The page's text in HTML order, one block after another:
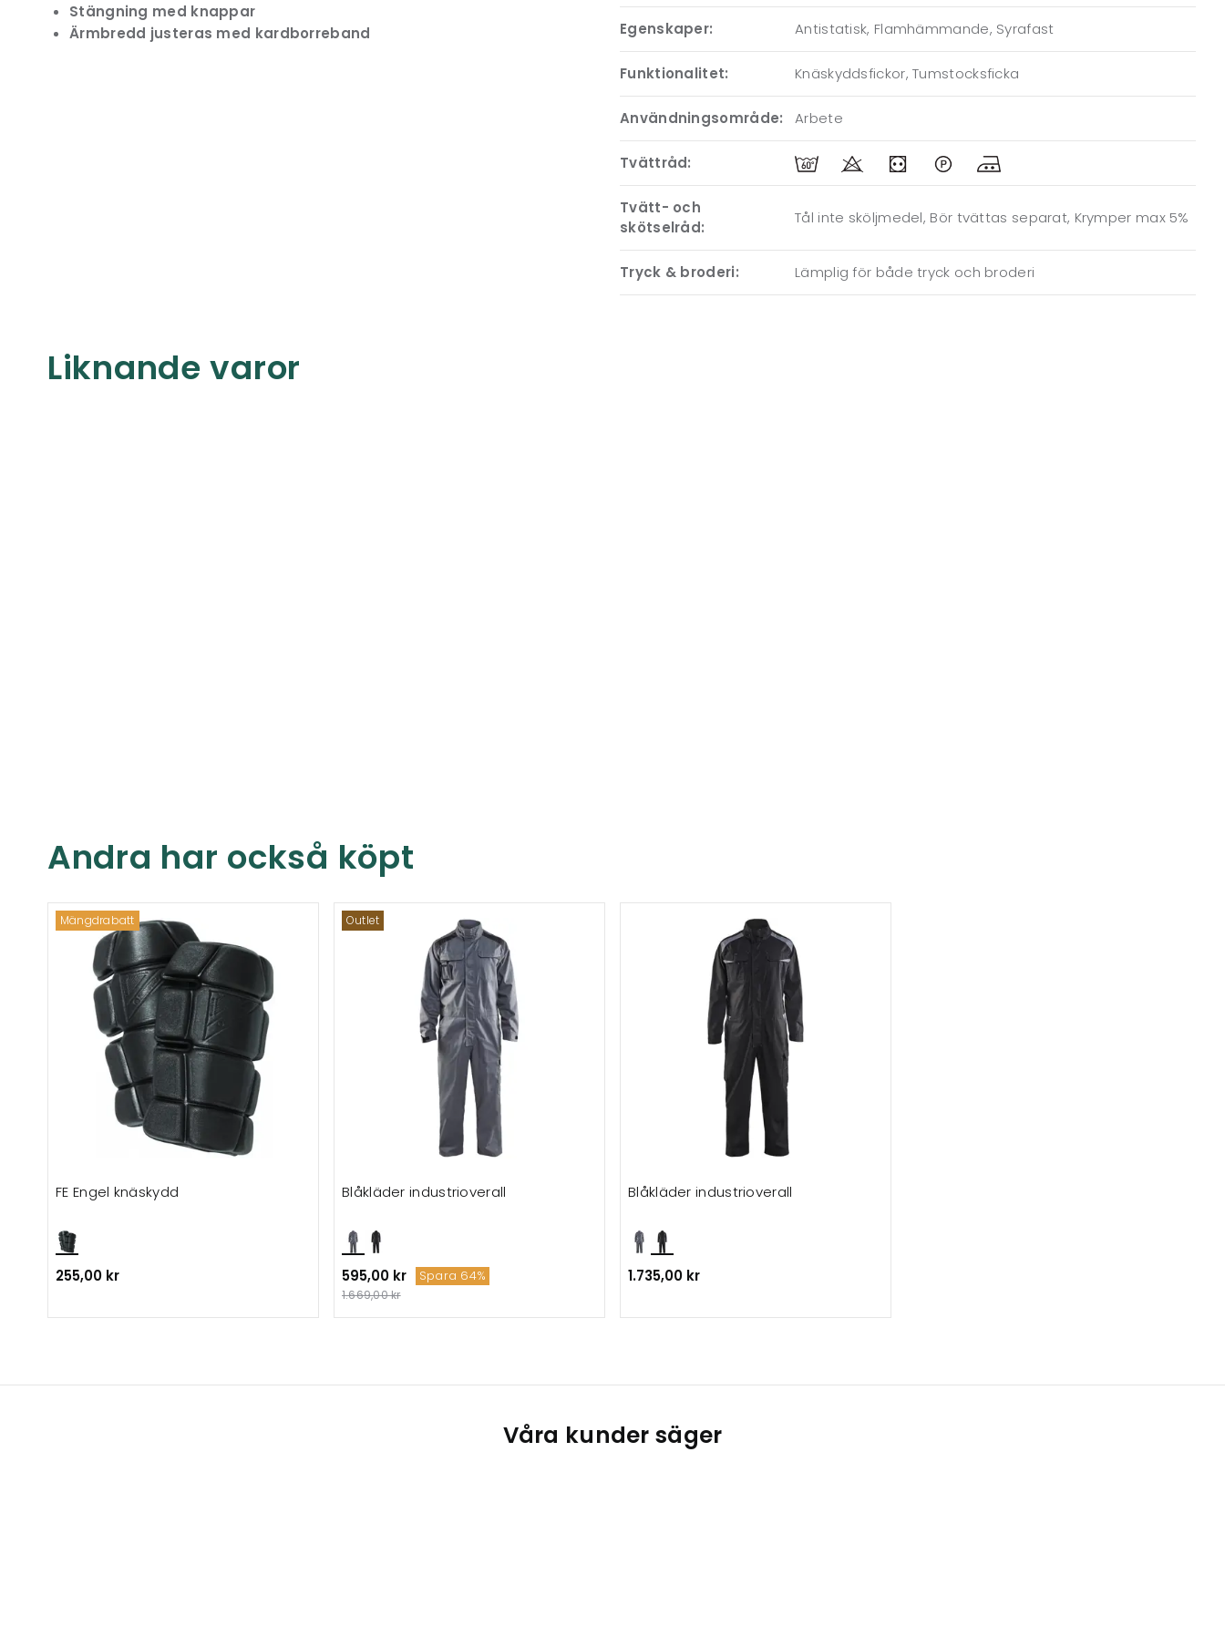
Stängning med knappar
Ärmbredd justeras med kardborreband
Egenskaper: Antistatisk, Flamhämmande, Syrafast
Funktionalitet: Knäskyddsfickor, Tumstocksficka
Användningsområde: Arbete
Tvättråd:
Tvätt- och
skötselråd:
Tål inte sköljmedel, Bör tvättas separat, Krymper max 5%
Tryck & broderi: Lämplig för både tryck och broderi
Liknande varor
Andra har också köpt
Mängdrabatt
FE Engel knäskydd
255,00 kr
Outlet
Blåkläder industrioverall
595,00 kr Spara 64%
1.669,00 kr
Blåkläder industrioverall
1.735,00 kr
Våra kunder säger